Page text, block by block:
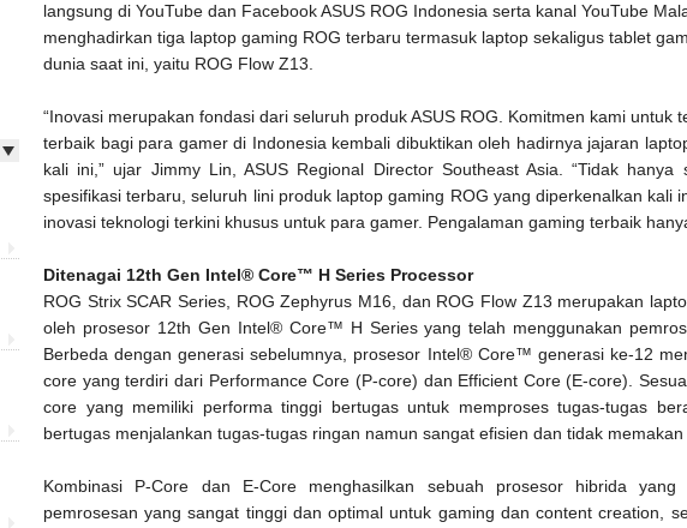
langsung di YouTube dan Facebook ASUS ROG Indonesia serta kanal YouTube
menghadirkan tiga laptop gaming ROG terbaru termasuk laptop sekaligus tablet
dunia saat ini, yaitu ROG Flow Z13.
“Inovasi merupakan fondasi dari seluruh produk ASUS ROG. Komitmen kami untuk
terbaik bagi para gamer di Indonesia kembali dibuktikan oleh hadirnya jajaran
kali ini,” ujar Jimmy Lin, ASUS Regional Director Southeast Asia. “Tidak hanya
spesifikasi terbaru, seluruh lini produk laptop gaming ROG yang diperkenalkan kali
inovasi teknologi terkini khusus untuk para gamer. Pengalaman gaming terbaik
Ditenagai 12th Gen Intel® Core™ H Series Processor
ROG Strix SCAR Series, ROG Zephyrus M16, dan ROG Flow Z13 merupakan
oleh prosesor 12th Gen Intel® Core™ H Series yang telah menggunakan
Berbeda dengan generasi sebelumnya, prosesor Intel® Core™ generasi ke-12
core yang terdiri dari Performance Core (P-core) dan Efficient Core (E-core).
core yang memiliki performa tinggi bertugas untuk memproses tugas-tugas
bertugas menjalankan tugas-tugas ringan namun sangat efisien dan tidak memakan
Kombinasi P-Core dan E-Core menghasilkan sebuah prosesor hibrida yang
pemrosesan yang sangat tinggi dan optimal untuk gaming dan content creation,